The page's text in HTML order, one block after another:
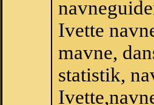
Ivette
mavne,
statistik,